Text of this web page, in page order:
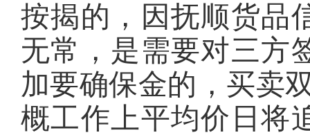
按揭的，因抚顺货品
无常，是需要对三方
加要确保金的，买卖
概工作上平均价日将